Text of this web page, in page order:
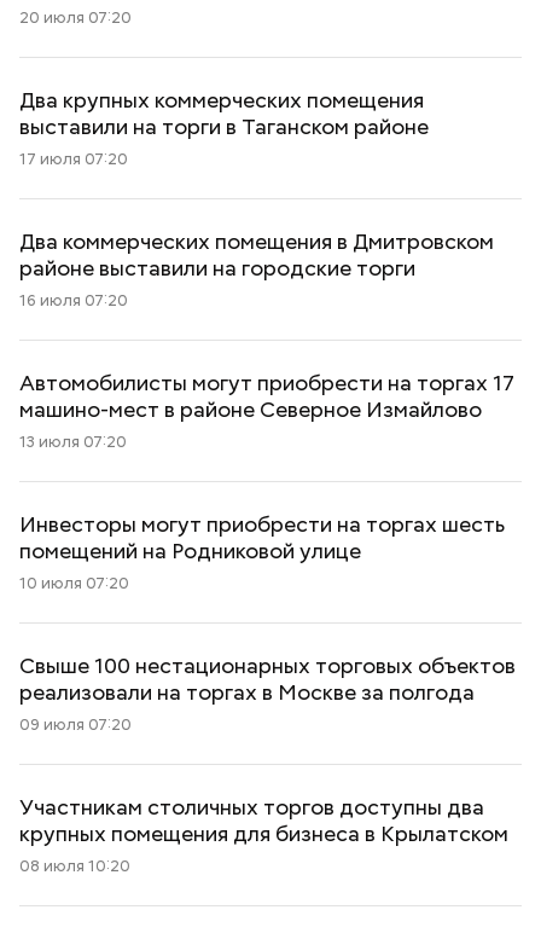
20 июля 07:20
Два крупных коммерческих помещения
выставили на торги в Таганском районе
17 июля 07:20
Два коммерческих помещения в Дмитровском
районе выставили на городские торги
16 июля 07:20
Автомобилисты могут приобрести на торгах 17
машино-мест в районе Северное Измайлово
13 июля 07:20
Инвесторы могут приобрести на торгах шесть
помещений на Родниковой улице
10 июля 07:20
Свыше 100 нестационарных торговых объектов
реализовали на торгах в Москве за полгода
09 июля 07:20
Участникам столичных торгов доступны два
крупных помещения для бизнеса в Крылатском
08 июля 10:20